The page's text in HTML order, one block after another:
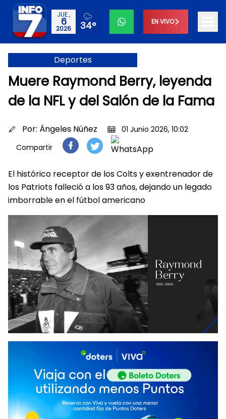
JUE.,
6
2026 34° EN VIVO
Deportes
Muere Raymond Berry, leyenda
de la NFL y del Salón de la Fama
Por: Ángeles Núñez
01 Junio 2026, 10:02
Compartir
El histórico receptor de los Colts y exentrenador de
los Patriots falleció a los 93 años, dejando un legado
imborrable en el fútbol americano